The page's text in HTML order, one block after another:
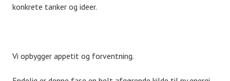
konkrete tanker og ideer.
Vi opbygger appetit og forventning.